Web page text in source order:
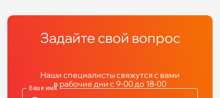
Задайте свой вопрос
Наши специалисты свяжутся с вами
в рабочие дни с 9-00 до 18-00
Ваше имя